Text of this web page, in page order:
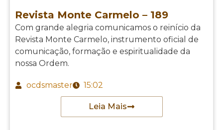
Revista Monte Carmelo – 189
Com grande alegria comunicamos o reinício da
Revista Monte Carmelo, instrumento oficial de
comunicação, formação e espiritualidade da
nossa Ordem.
ocdsmaster 15:02
Leia Mais